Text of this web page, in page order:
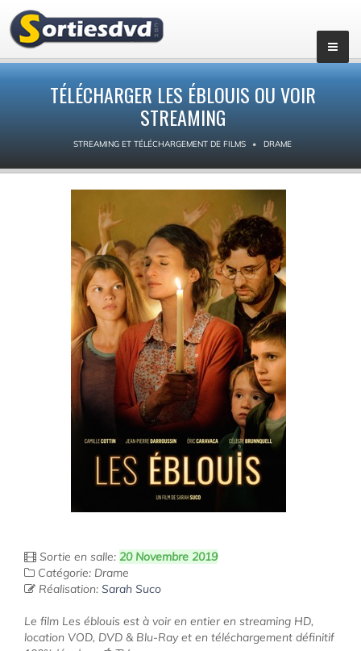
TÉLÉCHARGER LES ÉBLOUIS OU VOIR
STREAMING
STREAMING ET TÉLÉCHARGEMENT DE FILMS DRAME
Sortie en salle: 20 Novembre 2019
Catégorie: Drame
Réalisation: Sarah Suco
Le film Les éblouis est à voir en entier en streaming HD,
location VOD, DVD & Blu-Ray et en téléchargement définitif